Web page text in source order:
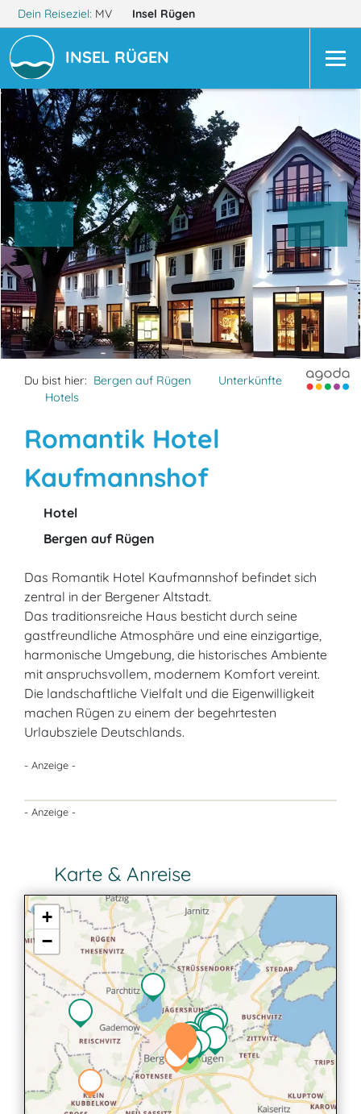
Dein Reiseziel: MV Insel Rügen
INSEL RÜGEN
Du bist hier: Bergen auf Rügen
Unterkünfte
Hotels
Romantik Hotel
Kaufmannshof
Hotel
Bergen auf Rügen
Das Romantik Hotel Kaufmannshof befindet sich
zentral in der Bergener Altstadt.
Das traditionsreiche Haus besticht durch seine
gastfreundliche Atmosphäre und eine einzigartige,
harmonische Umgebung, die historisches Ambiente
mit anspruchsvollem, modernem Komfort vereint.
Die landschaftliche Vielfalt und die Eigenwilligkeit
machen Rügen zu einem der begehrtesten
Urlaubsziele Deutschlands.
- Anzeige -
- Anzeige -
Karte & Anreise
2
+
−